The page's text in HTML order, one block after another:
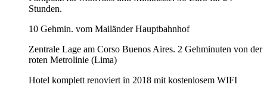
Stunden.
10 Gehmin. vom Mailänder Hauptbahnhof
Zentrale Lage am Corso Buenos Aires. 2 Gehminuten von der
roten Metrolinie (Lima)
Hotel komplett renoviert in 2018 mit kostenlosem WIFI